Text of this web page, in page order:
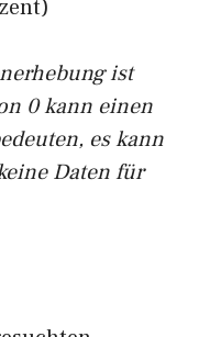
ist
0 kann einen
es kann
Daten für